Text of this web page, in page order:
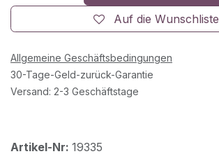
Auf die Wunschliste
Allgemeine Geschäftsbedingungen
30-Tage-Geld-zurück-Garantie
Versand: 2-3 Geschäftstage
Artikel-Nr: 19335